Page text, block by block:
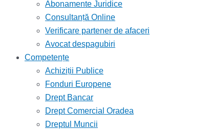
Abonamente Juridice
Consultanță Online
Verificare partener de afaceri
Avocat despagubiri
Competențe
Achiziții Publice
Fonduri Europene
Drept Bancar
Drept Comercial Oradea
Dreptul Muncii